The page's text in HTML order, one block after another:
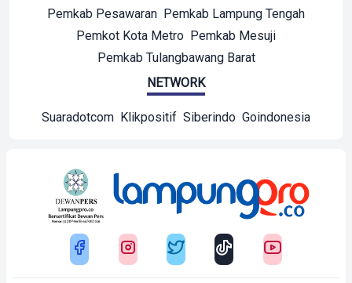
Pemkab Pesawaran Pemkab Lampung Tengah
Pemkot Kota Metro Pemkab Mesuji
Pemkab Tulangbawang Barat
NETWORK
Suaradotcom Klikpositif Siberindo Goindonesia